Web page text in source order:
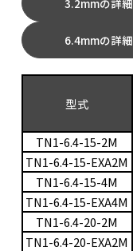
6.4mmの詳細
型式
TN1-6.4-15-2M
TN1-6.4-15-EXA2M
TN1-6.4-15-4M
TN1-6.4-15-EXA4M
TN1-6.4-20-2M
TN1-6.4-20-EXA2M